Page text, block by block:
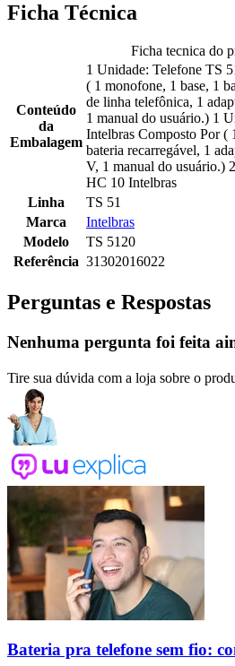
Ficha Técnica
Ficha tecnica do
Conteúdo
da
Embalagem
1 Unidade: Telefone TS
( 1 monofone, 1 base, 1
de linha telefônica, 1
1 manual do usuário.) 1
Intelbras Composto Por (
bateria recarregável, 1
V, 1 manual do usuário.)
HC 10 Intelbras
Linha
TS 51
Marca
Intelbras
Modelo
TS 5120
Referência 31302016022
Perguntas e Respostas
Nenhuma pergunta foi feita
Tire sua dúvida com a loja sobre o
Bateria pra telefone sem fio: